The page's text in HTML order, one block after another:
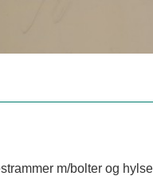
m/bolter og